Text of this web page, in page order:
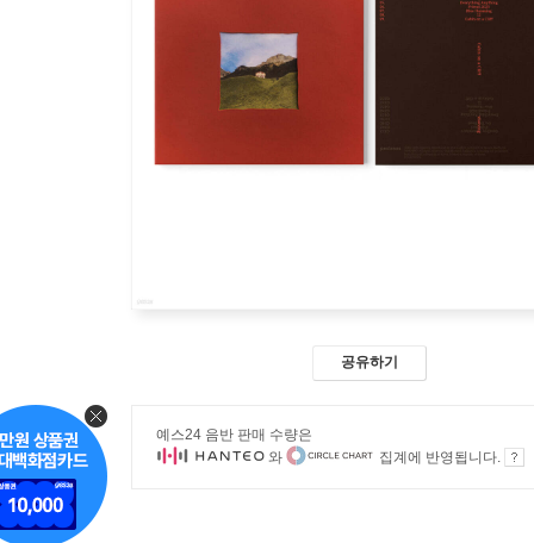
공유하기
예스24 음반 판매 수량은
와
집계에 반영됩니다.